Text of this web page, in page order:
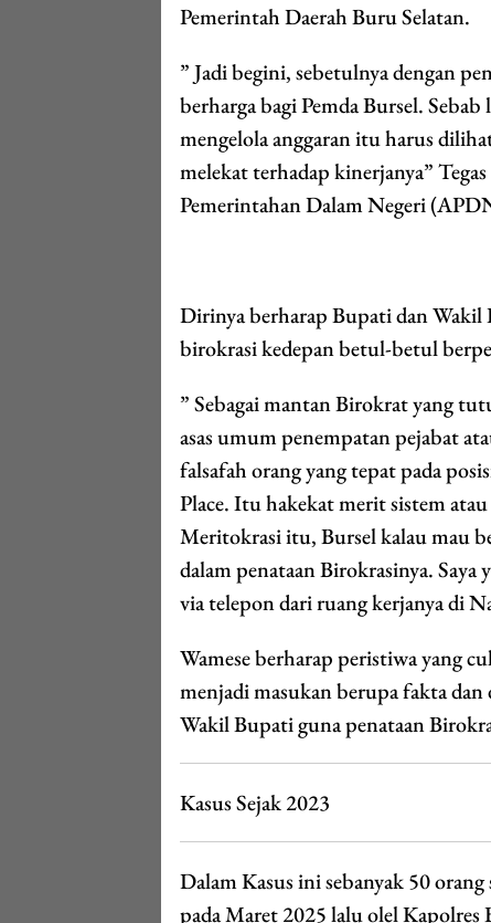
Pemerintah Daerah Buru Selatan.
” Jadi begini, sebetulnya dengan
berharga bagi Pemda Bursel.
mengelola anggaran itu harus
melekat terhadap kinerjanya”
Pemerintahan Dalam Negeri
Dirinya berharap Bupati dan Wakil
birokrasi kedepan betul-betul
” Sebagai mantan Birokrat yang
asas umum penempatan pejabat
falsafah orang yang tepat pada
Place. Itu hakekat merit sistem
Meritokrasi itu, Bursel kalau mau
dalam penataan Birokrasinya.
via telepon dari ruang kerjanya di
Wamese berharap peristiwa yang
menjadi masukan berupa fakta
Wakil Bupati guna penataan
Kasus Sejak 2023
Dalam Kasus ini sebanyak 50
pada Maret 2025 lalu olel